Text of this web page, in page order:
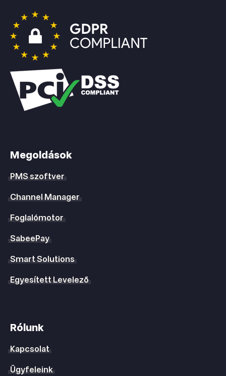
Megoldások
PMS szoftver
Channel Manager
Foglalómotor
SabeePay
Smart Solutions
Egyesített Levelező
Rólunk
Kapcsolat
Ügyfeleink